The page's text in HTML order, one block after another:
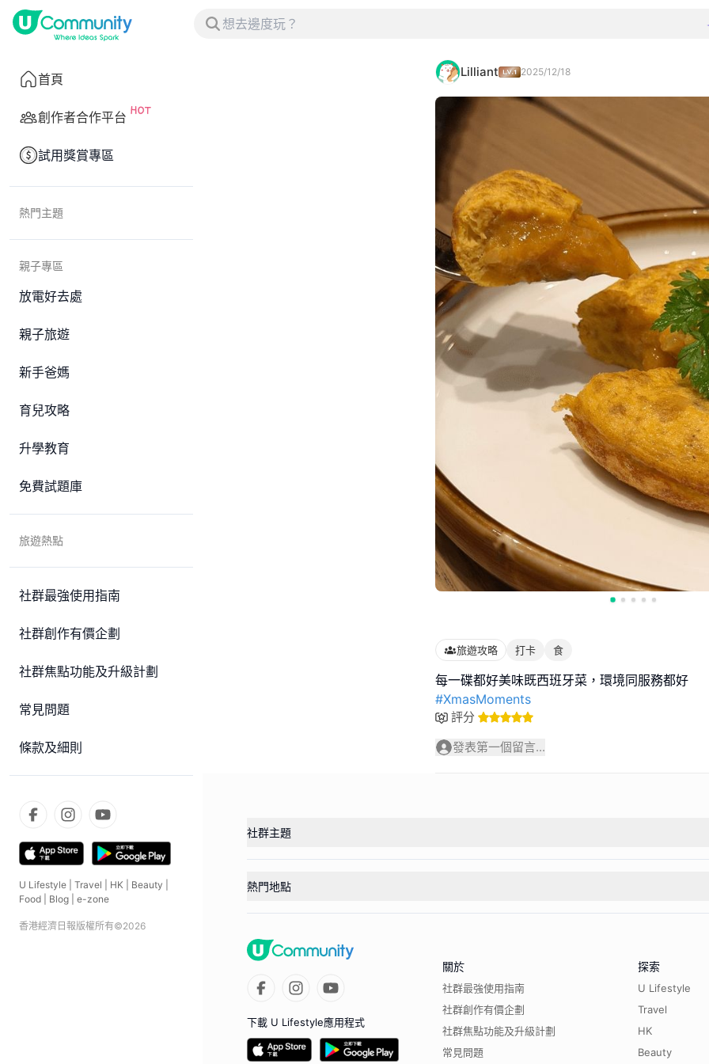
首頁
創作者合作平台
試用獎賞專區
熱門主題
親子專區
放電好去處
親子旅遊
新手爸媽
育兒攻略
升學教育
免費試題庫
旅遊熱點
社群最強使用指南
社群創作有價企劃
社群焦點功能及升級計劃
常見問題
條款及細則
U Lifestyle Travel HK Beauty
Food
Blog e-zone
香港經濟日報版權所有©2026
Lilliant 2025/12/18
旅遊攻略 打卡 食
#XmasMoments
評分
發表第一個留言...
社群主題
熱門地點
下載 U Lifestyle應用程式
關於
社群最強使用指南
社群創作有價企劃
社群焦點功能及升級計劃
常見問題
探索
U Lifestyle
Travel
HK
Beauty